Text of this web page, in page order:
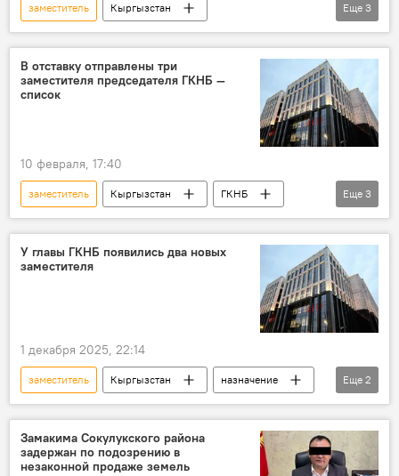
заместитель
Кыргызстан
Рыспек Сыдыгалиев
задержание
ГКНБ
Еще 3
В отставку отправлены три
заместителя председателя ГКНБ —
список
10 февраля, 17:40
заместитель Кыргызстан
ГКНБ
поставка
Садыр Жапаров указ
Еще 3
У главы ГКНБ появились два новых
заместителя
1 декабря 2025, 22:14
заместитель Кыргызстан
назначение
ГКНБ
кадровые назначения
Еще 2
Замакима Сокулукского района
задержан по подозрению в
незаконной продаже земель